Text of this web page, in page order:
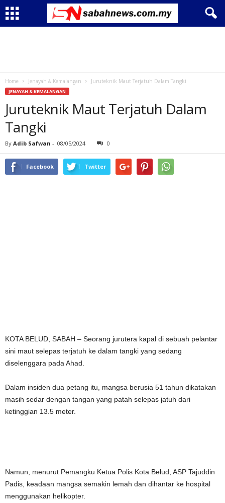
Home Jenayah & Kemalangan Juruteknik Maut Terjatuh Dalam Tangki
JENAYAH & KEMALANGAN
Juruteknik Maut Terjatuh Dalam
Tangki
By Adib Safwan - 08/05/2024 0
Facebook Twitter
KOTA BELUD, SABAH – Seorang jurutera kapal di sebuah pelantar
sini maut selepas terjatuh ke dalam tangki yang sedang
diselenggara pada Ahad.
Dalam insiden dua petang itu, mangsa berusia 51 tahun dikatakan
masih sedar dengan tangan yang patah selepas jatuh dari
ketinggian 13.5 meter.
Namun, menurut Pemangku Ketua Polis Kota Belud, ASP Tajuddin
Padis, keadaan mangsa semakin lemah dan dihantar ke hospital
menggunakan helikopter.